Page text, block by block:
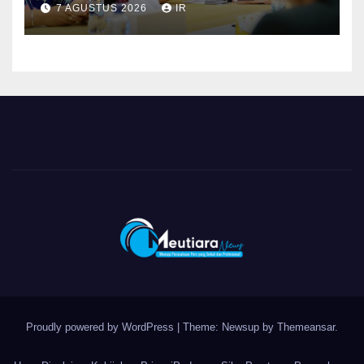
Pelayanan dan Ketersediaan
Obat Aman
7 AGUSTUS 2026 IR
Proudly powered by WordPress | Theme: Newsup by Themeansar.